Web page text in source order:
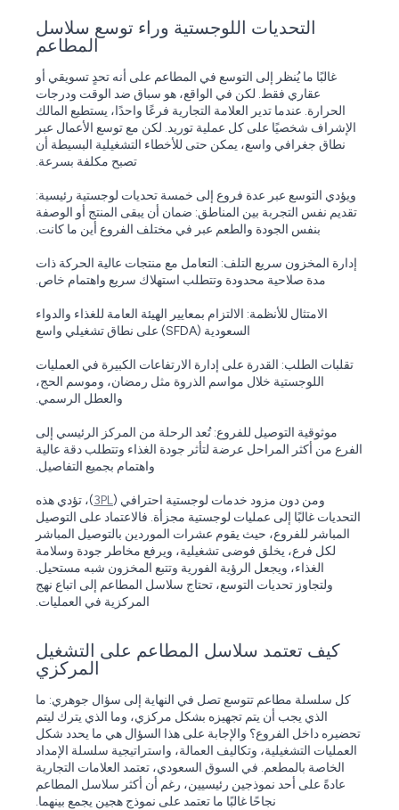
التحديات اللوجستية وراء توسع سلاسل
المطاعم
غالبًا ما يُنظر إلى التوسع في المطاعم على أنه تحدٍ تسويقي أو
عقاري فقط. لكن في الواقع، هو سباق ضد الوقت ودرجات
الحرارة. عندما تدير العلامة التجارية فرعًا واحدًا، يستطيع المالك
الإشراف شخصيًا على كل عملية توريد. لكن مع توسع الأعمال عبر
نطاق جغرافي واسع، يمكن حتى للأخطاء التشغيلية البسيطة أن
تصبح مكلفة بسرعة.
ويؤدي التوسع عبر عدة فروع إلى خمسة تحديات لوجستية رئيسية:
تقديم نفس التجربة بين المناطق: ضمان أن يبقى المنتج أو الوصفة
بنفس الجودة والطعم عبر في مختلف الفروع أين ما كانت.
إدارة المخزون سريع التلف: التعامل مع منتجات عالية الحركة ذات
مدة صلاحية محدودة وتتطلب استهلاك سريع واهتمام خاص.
الامتثال للأنظمة: الالتزام بمعايير الهيئة العامة للغذاء والدواء
السعودية (SFDA) على نطاق تشغيلي واسع
تقلبات الطلب: القدرة على إدارة الارتفاعات الكبيرة في العمليات
اللوجستية خلال مواسم الذروة مثل رمضان، وموسم الحج،
والعطل الرسمي.
موثوقية التوصيل للفروع: تُعد الرحلة من المركز الرئيسي إلى
الفرع من أكثر المراحل عرضة لتأثر جودة الغذاء وتتطلب دقة عالية
واهتمام بجميع التفاصيل.
ومن دون مزود خدمات لوجستية احترافي (3PL )، تؤدي هذه
التحديات غالبًا إلى عمليات لوجستية مجزأة. فالاعتماد على التوصيل
المباشر للفروع، حيث يقوم عشرات الموردين بالتوصيل المباشر
لكل فرع، يخلق فوضى تشغيلية، ويرفع مخاطر جودة وسلامة
الغذاء، ويجعل الرؤية الفورية وتتبع المخزون شبه مستحيل.
ولتجاوز تحديات التوسع، تحتاج سلاسل المطاعم إلى اتباع نهج
المركزية في العمليات.
كيف تعتمد سلاسل المطاعم على التشغيل
المركزي
كل سلسلة مطاعم تتوسع تصل في النهاية إلى سؤال جوهري: ما
الذي يجب أن يتم تجهيزه بشكل مركزي، وما الذي يترك ليتم
تحضيره داخل الفروع؟ والإجابة على هذا السؤال هي ما يحدد شكل
العمليات التشغيلية، وتكاليف العمالة، واستراتيجية سلسلة الإمداد
الخاصة بالمطعم. في السوق السعودي، تعتمد العلامات التجارية
عادةً على أحد نموذجين رئيسيين، رغم أن أكثر سلاسل المطاعم
نجاحًا غالبًا ما تعتمد على نموذج هجين يجمع بينهما.